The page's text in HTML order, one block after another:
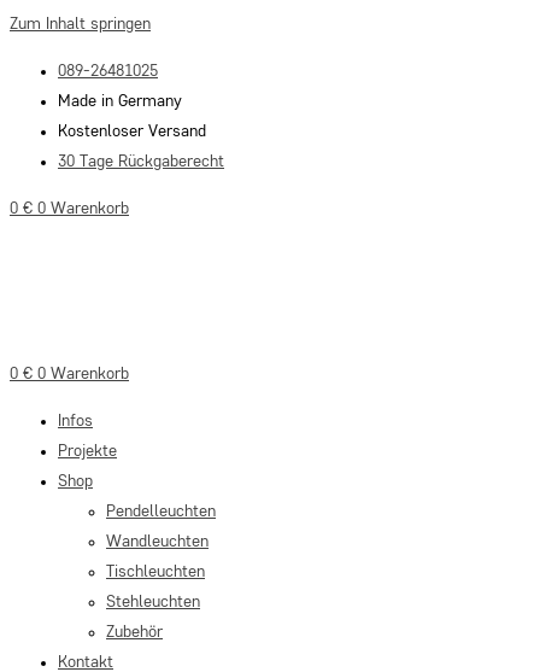
Zum Inhalt springen
089-26481025
Made in Germany
Kostenloser Versand
30 Tage Rückgaberecht
0 € 0 Warenkorb
0 € 0 Warenkorb
Infos
Projekte
Shop
Pendelleuchten
Wandleuchten
Tischleuchten
Stehleuchten
Zubehör
Kontakt